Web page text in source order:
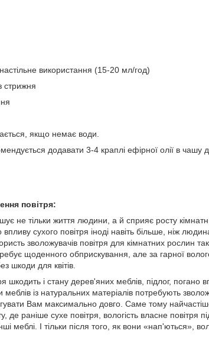
використання (15-20 мл/год)
стрижня
якщо немає води.
додавати 3-4 краплі ефірної олії в чашу
повітря:
не тільки життя людини, а й сприяє росту
сухого повітря іноді навіть більше, ніж
зволожувачів повітря для кімнатних рослин
щоденного обприскування, але за гарної
шкоди для квітів.
і стану дерев'яних меблів, підлог, погано
із натуральних матеріалів потребують
Вам максимально довго. Саме тому
де раніше сухе повітря, вологість власне
меблі. І тільки після того, як вони «нап'ються»,